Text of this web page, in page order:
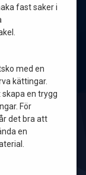
fast saker i
med en
kättingar.
en trygg
För
det bra att
en